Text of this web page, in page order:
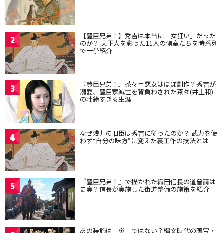
2 【豊臣兄弟！】秀吉は本当に「女狂い」だった
のか？ 天下人を彩った11人の側室たちを時系列
で一挙紹介
3 『豊臣兄弟！』茶々＝悪女はほぼ創作？秀吉が
溺愛、豊臣家滅亡を背負わされた茶々(井上和)
の壮絶すぎる生涯
4 なぜ浅井の旧臣は秀吉に従ったのか？ 武力を使
わず“自分の味方”に変えた裏工作の技法とは
5 『豊臣兄弟！』で描かれた織田信長の道普請は
史実？信長が実施した街道整備の施策を紹介
あの装飾は「炎」ではない？縄文時代の国宝・